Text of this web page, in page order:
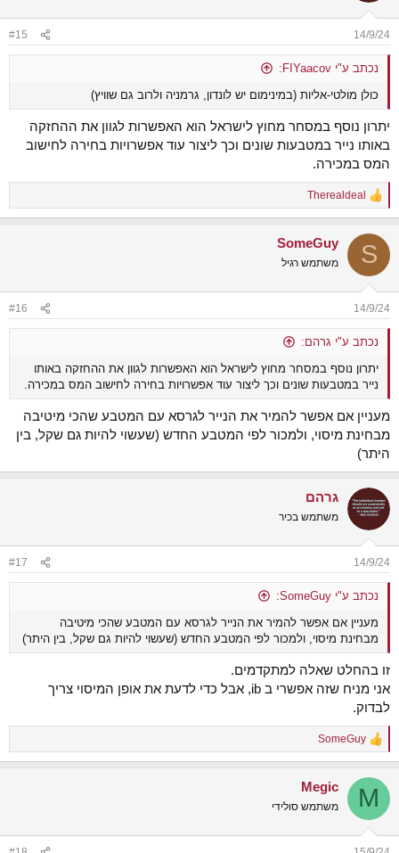
s
:
14/9/24
#15
נכתב ע"י FIYaacov:
כולן מולטי-אליות (במינימום יש לונדון, גרמניה ולרוב גם שוויץ)
יתרון נוסף במסחר מחוץ לישראל הוא האפשרות לגוון את ההחזקה
באותו נייר במטבעות שונים וכך ליצור עוד אפשרויות בחירה לחישוב
המס במכירה.
R
e
c
i
s
:
Therealdeal
S
SomeGuy
משתמש רגיל
14/9/24
#16
נכתב ע"י גרהם:
יתרון נוסף במסחר מחוץ לישראל הוא האפשרות לגוון את ההחזקה באותו
נייר במטבעות שונים וכך ליצור עוד אפשרויות בחירה לחישוב המס במכירה.
מעניין אם אפשר להמיר את הנייר לגרסא עם המטבע שהכי מיטיבה
מבחינת מיסוי, ולמכור לפי המטבע החדש (שעשוי להיות גם שקל, בין
היתר)
גרהם
משתמש בכיר
14/9/24
#17
נכתב ע"י SomeGuy:
מעניין אם אפשר להמיר את הנייר לגרסא עם המטבע שהכי מיטיבה
מבחינת מיסוי, ולמכור לפי המטבע החדש (שעשוי להיות גם שקל, בין היתר)
זו בהחלט שאלה למתקדמים.
אני מניח שזה אפשרי ב ib, אבל כדי לדעת את אופן המיסוי צריך
לבדוק.
R
e
c
i
SomeGuy
M
Megic
משתמש סולידי